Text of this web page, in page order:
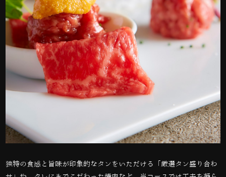
独特の食感と旨味が印象的なタンをいただける「厳選タン盛り合わ